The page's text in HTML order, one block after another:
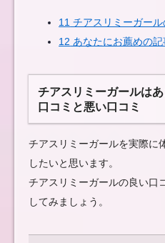
11 チアスリミーガー
12 あなたにお薦めの記
チアスリミーガールは
口コミと悪い口コミ
チアスリミーガールを実際に
したいと思います。
チアスリミーガールの良い口
してみましょう。